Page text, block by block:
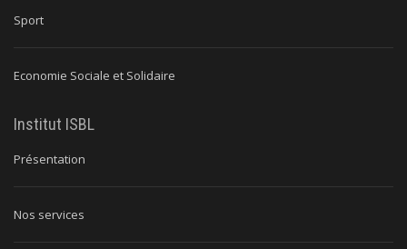
Sport
Economie Sociale et Solidaire
Institut ISBL
Présentation
Nos services